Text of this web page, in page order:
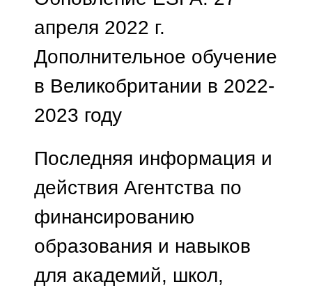
апреля 2022 г.
Дополнительное обучение
в Великобритании в 2022-
2023 году
Последняя информация и
действия Агентства по
финансированию
образования и навыков
для академий, школ,